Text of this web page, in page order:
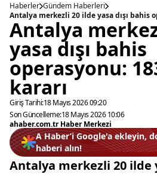
Haberler Gündem Haberleri
Antalya
yasa dışı bahis
operasyonu:
kararı
Giriş Tarihi:18 Mayıs 2026 09:20
Son Güncelleme:18 Mayıs 2026 10:06
ahaber.com.tr Haber Merkezi
A Haber’i Google'a ekleyin,
haberi alın!
Antalya merkezli 20 ilde